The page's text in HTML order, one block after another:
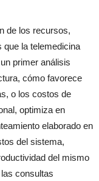
de los recursos,
la telemedicina
primer análisis
cómo favorece
o los costos de
optimiza en
elaborado en
del sistema,
del mismo
consultas